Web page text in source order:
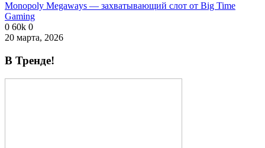
Monopoly Megaways — захватывающий слот от Big Time
Gaming
0 60k 0
20 марта, 2026
В Тренде!